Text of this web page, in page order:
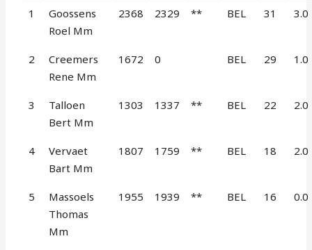
1
Goossens
Roel Mm
2368 2329 ** BEL 31 3.0
2
Creemers
Rene Mm
1672 0 BEL 29 1.0
3
Talloen
Bert Mm
1303 1337 ** BEL 22 2.0
4
Vervaet
Bart Mm
1807 1759 ** BEL 18 2.0
5
Massoels
Thomas
Mm
1955 1939 ** BEL 16 0.0